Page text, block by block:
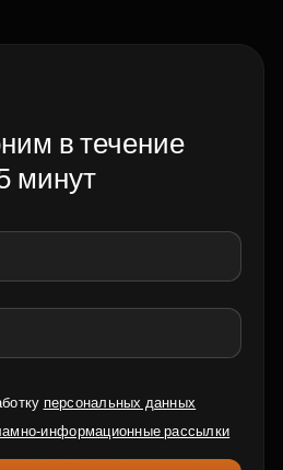
в течение
минут
персональных данных
информационные рассылки